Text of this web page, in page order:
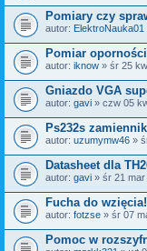
Pomiary czy
autor: ElektroNauka01
Pomiar
autor: iknow » śr 25
Gniazdo VGA
autor: gavi » czw 05
Ps232s zamiennik
autor: uzumymw46 »
Datasheet dla
autor: gavi » śr 21
Fucha do
autor: fotzse » śr 07
Pomoc w